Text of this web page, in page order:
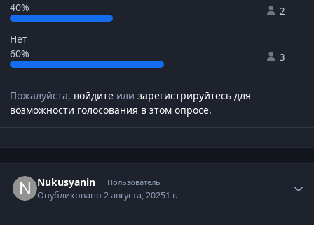
40%
2
Нет
60%
3
Пожалуйста, войдите или зарегистрируйтесь для
возможности голосования в этом опросе.
Nukusyanin Пользователь
Опубликовано2 августа, 20251 г.